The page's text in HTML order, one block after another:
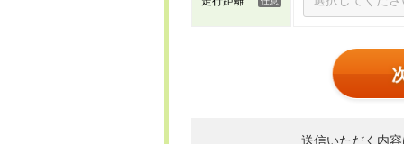
送信いただく内